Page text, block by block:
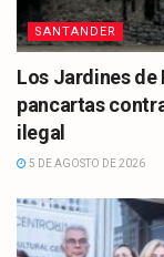
SANTANDER
Los Jardines de
pancartas
ilegal
5 DE AGOSTO DE 2026